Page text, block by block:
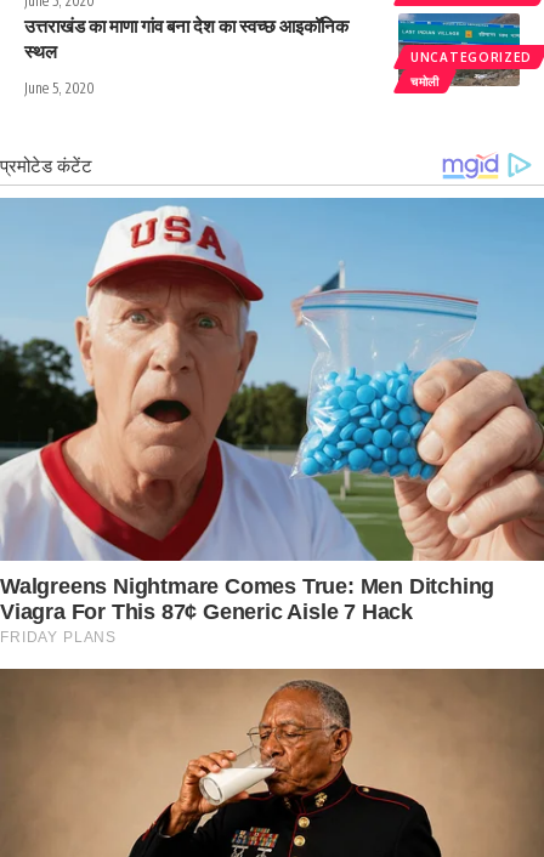
UNCATEGORIZED
चमोली
उत्तराखंड का माणा गांव बना देश का स्वच्छ आइकॉनिक
स्थल
June 5, 2020